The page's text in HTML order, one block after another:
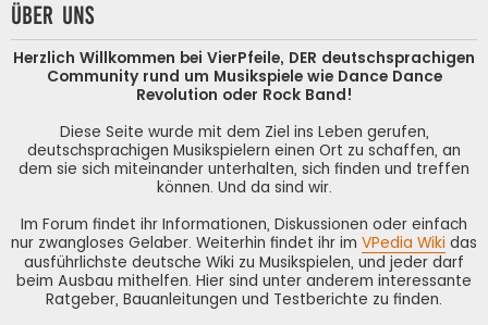
h
Über uns
Herzlich Willkommen bei VierPfeile, DER deutschsprachigen
Community rund um Musikspiele wie Dance Dance
Revolution oder Rock Band!
Diese Seite wurde mit dem Ziel ins Leben gerufen,
deutschsprachigen Musikspielern einen Ort zu schaffen, an
dem sie sich miteinander unterhalten, sich finden und treffen
können. Und da sind wir.
Im Forum findet ihr Informationen, Diskussionen oder einfach
nur zwangloses Gelaber. Weiterhin findet ihr im VPedia Wiki das
ausführlichste deutsche Wiki zu Musikspielen, und jeder darf
beim Ausbau mithelfen. Hier sind unter anderem interessante
Ratgeber, Bauanleitungen und Testberichte zu finden.